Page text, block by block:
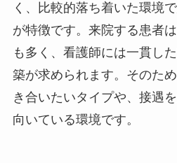
く、比較的落ち着いた環境
が特徴です。来院する患者
も多く、看護師には一貫し
築が求められます。そのた
き合いたいタイプや、接遇
向いている環境です。